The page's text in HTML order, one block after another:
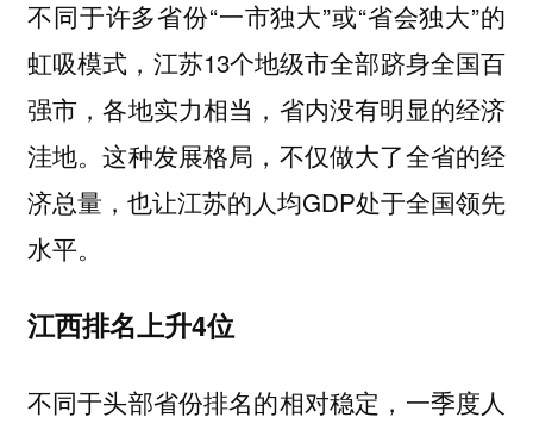
不同于许多省份“一市独大”或“省会独大”的
虹吸模式，江苏13个地级市全部跻身全国百
强市，各地实力相当，省内没有明显的经济
洼地。这种发展格局，不仅做大了全省的经
济总量，也让江苏的人均GDP处于全国领先
水平。
江西排名上升4位
不同于头部省份排名的相对稳定，一季度人